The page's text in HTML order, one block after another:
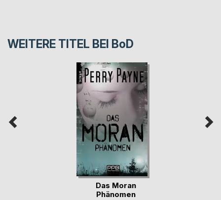
WEITERE TITEL BEI BoD
Das Moran
Phänomen